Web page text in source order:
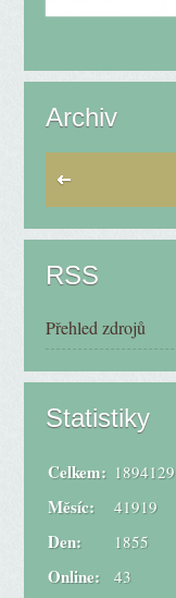
Archiv
RSS
Přehled zdrojů
Statistiky
Online: 43
Celkem: 1894129
Měsíc: 41919
Den: 1855